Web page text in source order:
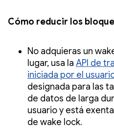
Cómo reducir los
No adquieras un
lugar, usa la API de
iniciada por el
designada para las
de datos de larga
usuario y está
de wake lock.